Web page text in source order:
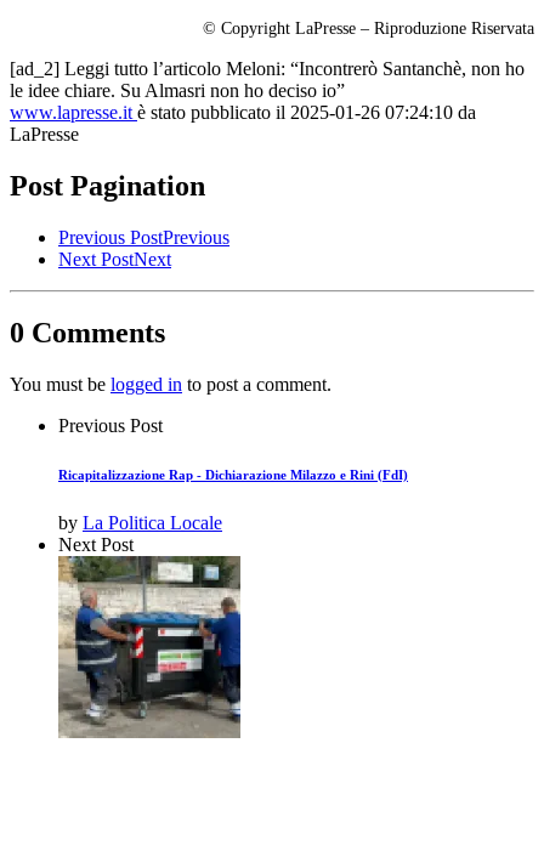
© Copyright LaPresse – Riproduzione Riservata
[ad_2] Leggi tutto l’articolo Meloni: “Incontrerò Santanchè, non ho
le idee chiare. Su Almasri non ho deciso io”
www.lapresse.it è stato pubblicato il 2025-01-26 07:24:10 da
LaPresse
Post Pagination
Previous PostPrevious
Next PostNext
0 Comments
You must be logged in to post a comment.
Previous Post
Ricapitalizzazione Rap - Dichiarazione Milazzo e Rini (FdI)
by La Politica Locale
Next Post